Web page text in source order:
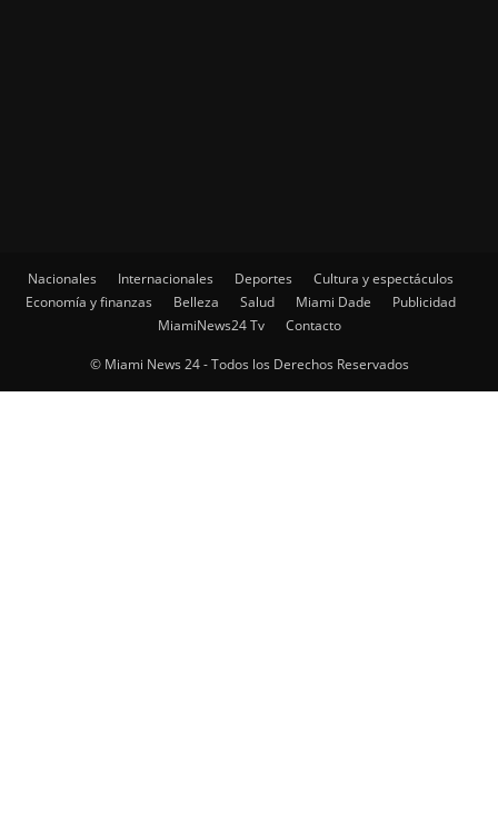
Nacionales Internacionales Deportes
Cultura y espectáculos
Economía y finanzas
Belleza Salud Miami Dade
Publicidad
MiamiNews24 Tv
Contacto
© Miami News 24 - Todos los Derechos Reservados